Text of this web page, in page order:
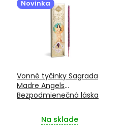
Novinka
Vonné tyčinky Sagrada
Madre Angels
Bezpodmienečná láska
Na sklade